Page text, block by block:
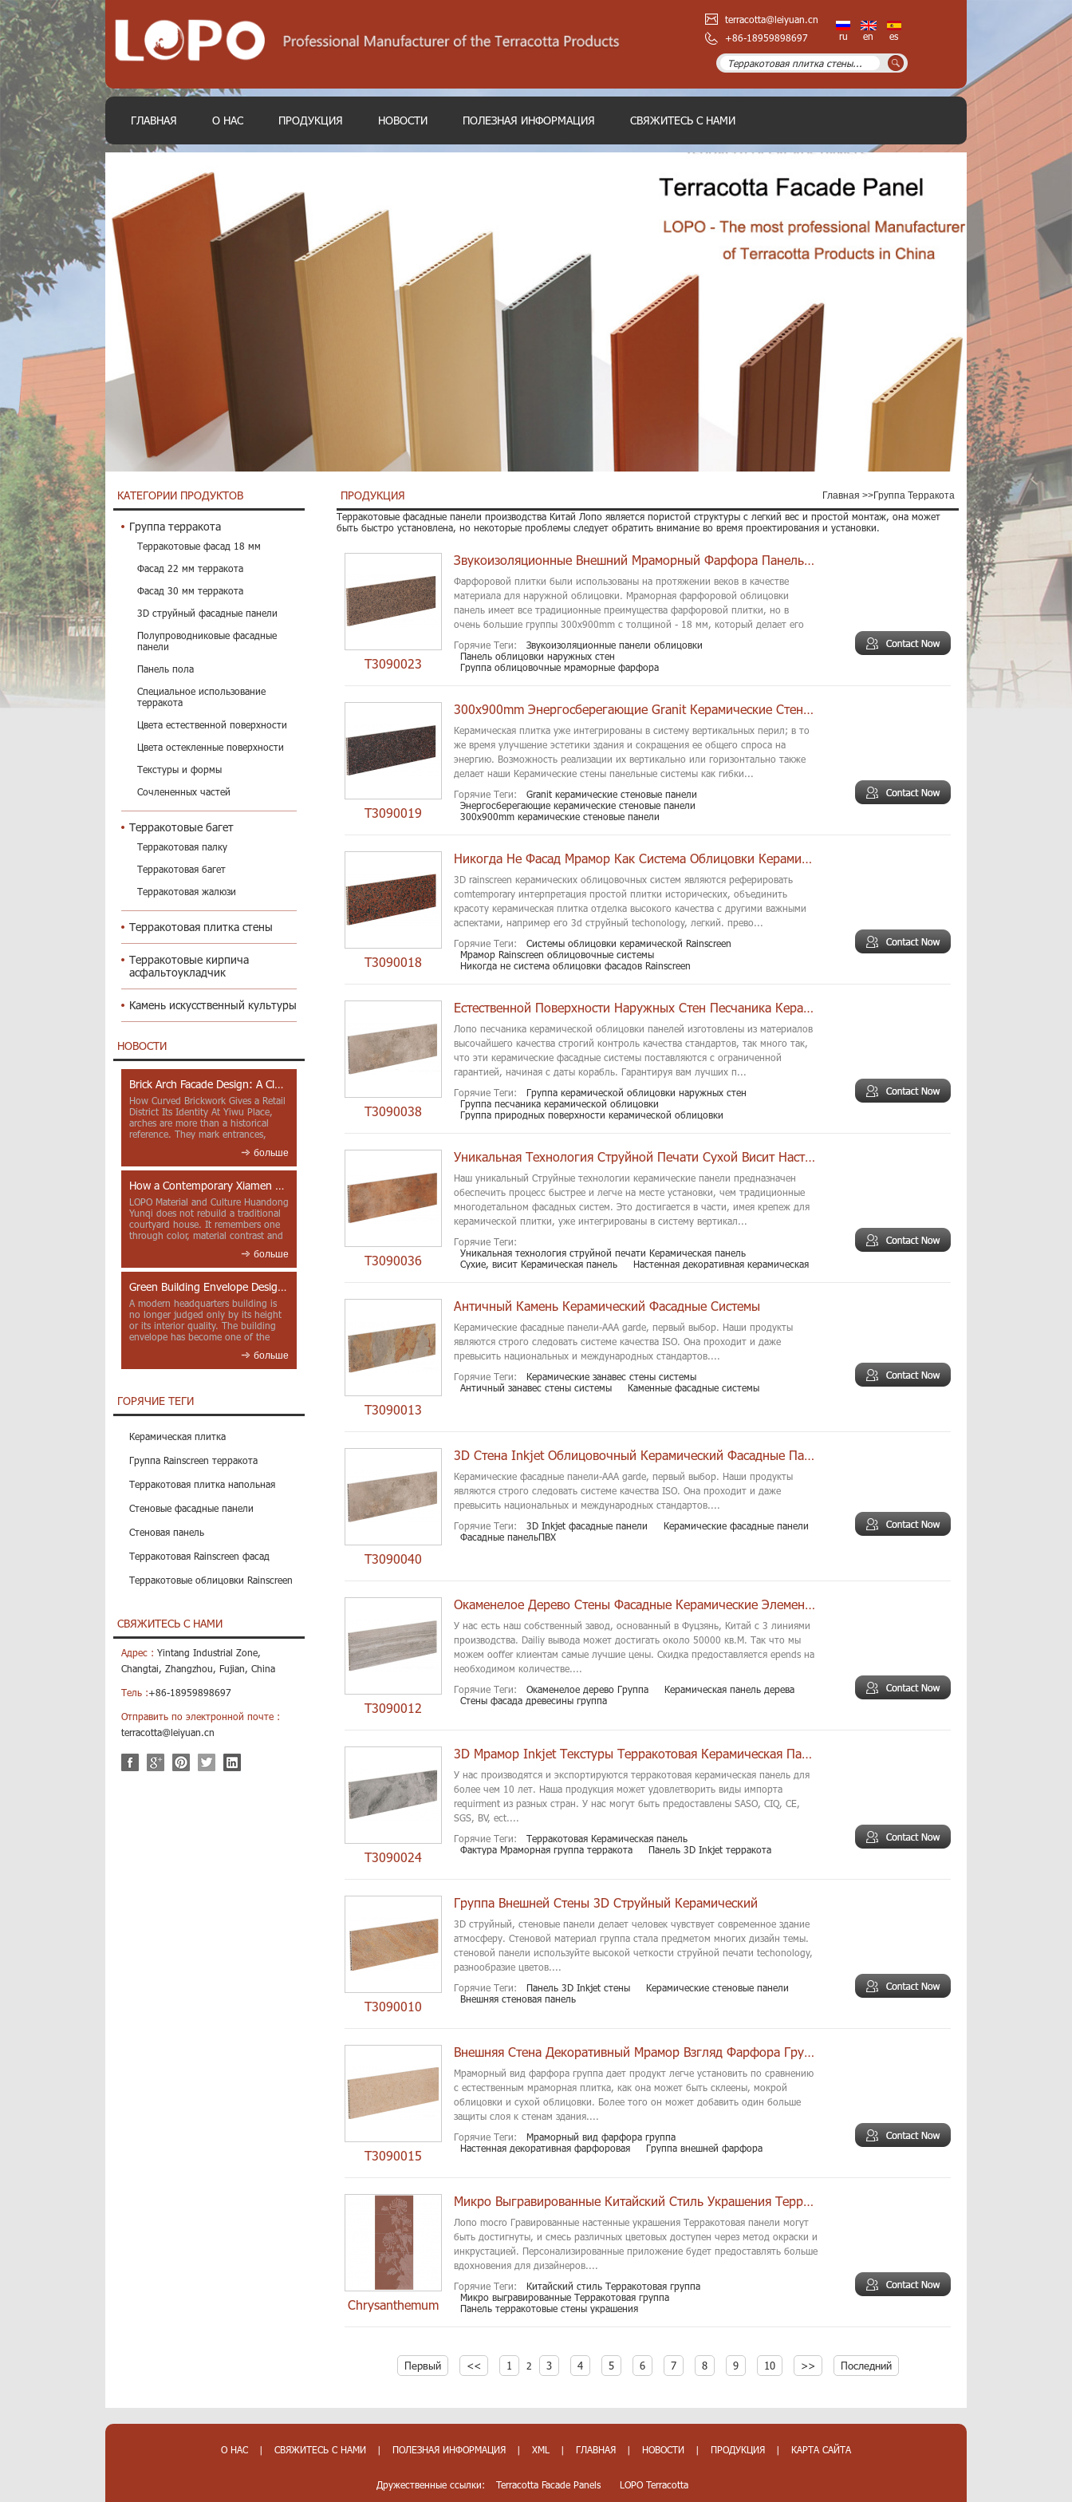
terracotta@leiyuan.cn
+86-18959898697
ru en es
ГЛАВНАЯ О НАС ПРОДУКЦИЯ НОВОСТИ ПОЛЕЗНАЯ ИНФОРМАЦИЯ СВЯЖИТЕСЬ С НАМИ
КАТЕГОРИИ ПРОДУКТОВ
Группа терракота
Терракотовые фасад 18 мм
Фасад 22 мм терракота
Фасад 30 мм терракота
3D струйный фасадные панели
Полупроводниковые фасадные
панели
Панель пола
Специальное использование
терракота
Цвета естественной поверхности
Цвета остекленные поверхности
Текстуры и формы
Сочлененных частей
Терракотовые багет
Терракотовая палку
Терракотовая багет
Терракотовая жалюзи
Терракотовая плитка стены
Терракотовые кирпича
асфальтоукладчик
Камень искусственный культуры
НОВОСТИ
Brick Arch Facade Design: A Closer Look at Yiwu Place
How Curved Brickwork Gives a Retail
District Its Identity At Yiwu Place,
arches are more than a historical
reference. They mark entrances,
больше
How a Contemporary Xiamen Project Reframes Minnan Red Brick
LOPO Material and Culture Huandong
Yunqi does not rebuild a traditional
courtyard house. It remembers one
through color, material contrast and
больше
Green Building Envelope Design: Clay Sunscreen Fins for Modern Headquarters Architecture
A modern headquarters building is
no longer judged only by its height
or its interior quality. The building
envelope has become one of the
больше
ГОРЯЧИЕ ТЕГИ
Керамическая плитка
Группа Rainscreen терракота
Терракотовая плитка напольная
Стеновые фасадные панели
Стеновая панель
Терракотовая Rainscreen фасад
Терракотовые облицовки Rainscreen
СВЯЖИТЕСЬ С НАМИ
Адрес : Yintang Industrial Zone,
Changtai, Zhangzhou, Fujian, China
Тель :+86-18959898697
Отправить по электронной почте :
terracotta@leiyuan.cn
ПРОДУКЦИЯ Главная >>Группа Терракота
Терракотовые фасадные панели производства Китай Лопо является пористой структуры с легкий вес и простой монтаж, она может
быть быстро установлена, но некоторые проблемы следует обратить внимание во время проектирования и установки.
T3090023
Звукоизоляционные Внешний Мраморный Фарфора ПанельПВХ
Фарфоровой плитки были использованы на протяжении веков в качестве
материала для наружной облицовки. Мраморная фарфоровой облицовки
панель имеет все традиционные преимущества фарфоровой плитки, но в
очень большие группы 300x900mm с толщиной - 18 мм, который делает его
Горячие Теги:
Звукоизоляционные панели облицовки
Панель облицовки наружных стен
Группа облицовочные мраморные фарфора
T3090019
Керамическая плитка уже интегрированы в систему вертикальных перил; в то
же время улучшение эстетики здания и сокращения ее общего спроса на
энергию. Возможность реализации их вертикально или горизонтально также
делает наши Керамические стены панельные системы как гибки...
Горячие Теги:
Granit керамические стеновые панели
Энергосберегающие керамические стеновые панели
300x900mm керамические стеновые панели
T3090018
3D rainscreen керамических облицовочных систем являются реферировать
comtemporary интерпретация простой плитки исторических, объединить
красоту керамическая плитка отделка высокого качества с другими важными
аспектами, например его 3d струйный techonology, легкий. прево...
Горячие Теги:
Системы облицовки керамической Rainscreen
Мрамор Rainscreen облицовочные системы
Никогда не система облицовки фасадов Rainscreen
T3090038
Естественной Поверхности Наружных Стен Песчаника Керамической Облицовки Группа
Лопо песчаника керамической облицовки панелей изготовлены из материалов
высочайшего качества строгий контроль качества стандартов, так много так,
что эти керамические фасадные системы поставляются с ограниченной
гарантией, начиная с даты корабль. Гарантируя вам лучших п...
Горячие Теги:
Группа керамической облицовки наружных стен
Группа песчаника керамической облицовки
Группа природных поверхности керамической облицовки
T3090036
Уникальная Технология Струйной Печати Сухой Висит Настенная Декоративная Керамическая
Наш уникальный Струйные технологии керамические панели предназначен
обеспечить процесс быстрее и легче на месте установки, чем традиционные
многодетальном фасадных систем. Это достигается в части, имея крепеж для
керамической плитки, уже интегрированы в систему вертикал...
Горячие Теги:
Уникальная технология струйной печати Керамическая панель
Сухие, висит Керамическая панель
Настенная декоративная керамическая
T3090013
Античный Камень Керамический Фасадные Системы
Керамические фасадные панели-AAA garde, первый выбор. Наши продукты
являются строго следовать системе качества ISO. Она проходит и даже
превысить национальных и международных стандартов....
Горячие Теги:
Керамические занавес стены системы
Античный занавес стены системы
Каменные фасадные системы
T3090040
3D Стена Inkjet Облицовочный Керамический Фасадные Панели
Керамические фасадные панели-AAA garde, первый выбор. Наши продукты
являются строго следовать системе качества ISO. Она проходит и даже
превысить национальных и международных стандартов....
Горячие Теги:
3D Inkjet фасадные панели
Керамические фасадные панели
Фасадные панельПВХ
T3090012
У нас есть наш собственный завод, основанный в Фуцзянь, Китай с 3 линиями
производства. Dailiy вывода может достигать около 50000 кв.М. Так что мы
можем ooffer клиентам самые лучшие цены. Скидка предоставляется epends на
необходимом количестве....
Горячие Теги:
Окаменелое дерево Группа
Керамическая панель дерева
Стены фасада древесины группа
T3090024
3D Мрамор Inkjet Текстуры Терракотовая Керамическая Панель
У нас производятся и экспортируются терракотовая керамическая панель для
более чем 10 лет. Наша продукция может удовлетворить виды импорта
requirment из разных стран. У нас могут быть предоставлены SASO, CIQ, CE,
SGS, BV, ect....
Горячие Теги:
Терракотовая Керамическая панель
Фактура Мраморная группа терракота
Панель 3D Inkjet терракота
T3090010
Группа Внешней Стены 3D Струйный Керамический
3D струйный, стеновые панели делает человек чувствует современное здание
атмосферу. Стеновой материал группа стала предметом многих дизайн темы.
стеновой панели используйте высокой четкости струйной печати techonology,
разнообразие цветов....
Горячие Теги:
Панель 3D Inkjet стены
Керамические стеновые панели
Внешняя стеновая панель
T3090015
Внешняя Стена Декоративный Мрамор Взгляд Фарфора Группа
Мраморный вид фарфора группа дает продукт легче установить по сравнению
с естественным мраморная плитка, как она может быть склеены, мокрой
облицовки и сухой облицовки. Более того он может добавить один больше
защиты слоя к стенам здания....
Горячие Теги:
Мраморный вид фарфора группа
Настенная декоративная фарфоровая
Группа внешней фарфора
Chrysanthemum
Микро Выгравированные Китайский Стиль Украшения Терракотовая Настенная
Лопо mocro Гравированные настенные украшения Терракотовая панели могут
быть достигнуты, и смесь различных цветовых доступен через метод окраски и
инкрустацией. Персонализированные приложение будет предоставлять больше
вдохновения для дизайнеров....
Горячие Теги:
Китайский стиль Терракотовая группа
Микро выгравированные Терракотовая группа
Панель терракотовые стены украшения
Первый << 1 2 3 4 5 6 7 8 9 10 >> Последний
О НАС | СВЯЖИТЕСЬ С НАМИ | ПОЛЕЗНАЯ ИНФОРМАЦИЯ | XML | ГЛАВНАЯ | НОВОСТИ | ПРОДУКЦИЯ | КАРТА САЙТА
Дружественные ссылки: Terracotta Facade Panels LOPO Terracotta